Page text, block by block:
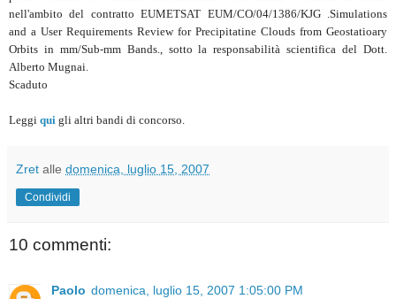
nell'ambito del contratto EUMETSAT EUM/CO/04/1386/KJG .Simulations
and a User Requirements Review for Precipitatine Clouds from Geostatioary
Orbits in mm/Sub-mm Bands., sotto la responsabilità scientifica del Dott.
Alberto Mugnai.
Scaduto
Leggi qui gli altri bandi di concorso.
Zret alle domenica, luglio 15, 2007
Condividi
10 commenti:
Paolo domenica, luglio 15, 2007 1:05:00 PM